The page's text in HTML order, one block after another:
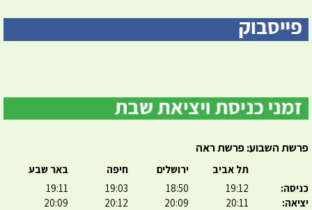
פרשת השבוע: פרשת ראה
כניסה:
יציאה:
תל אביב
19:12
20:11
ירושלים
18:50
20:09
חיפה
19:03
20:12
באר שבע
19:11
20:09